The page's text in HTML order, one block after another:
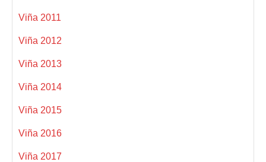
Viña 2011
Viña 2012
Viña 2013
Viña 2014
Viña 2015
Viña 2016
Viña 2017